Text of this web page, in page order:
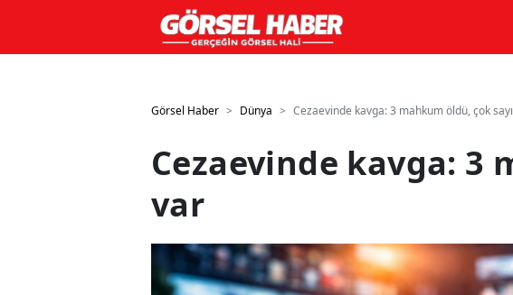
GTM kodunuzu buraya ekleyinGTM kodunuzu buraya ekleyin
Görsel Haber Dünya Cezaevinde kavga: 3 mahkum öldü, çok
Cezaevinde kavga: 3
var